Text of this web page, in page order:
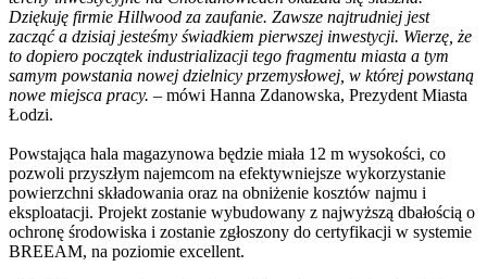
Dziękuję firmie Hillwood za zaufanie. Zawsze najtrudniej jest
zacząć a dzisiaj jesteśmy świadkiem pierwszej inwestycji. Wierzę, że
to dopiero początek industrializacji tego fragmentu miasta a tym
samym powstania nowej dzielnicy przemysłowej, w której powstaną
nowe miejsca pracy. – mówi Hanna Zdanowska, Prezydent Miasta
Łodzi.
Powstająca hala magazynowa będzie miała 12 m wysokości, co
pozwoli przyszłym najemcom na efektywniejsze wykorzystanie
powierzchni składowania oraz na obniżenie kosztów najmu i
eksploatacji. Projekt zostanie wybudowany z najwyższą dbałością o
ochronę środowiska i zostanie zgłoszony do certyfikacji w systemie
BREEAM, na poziomie excellent.